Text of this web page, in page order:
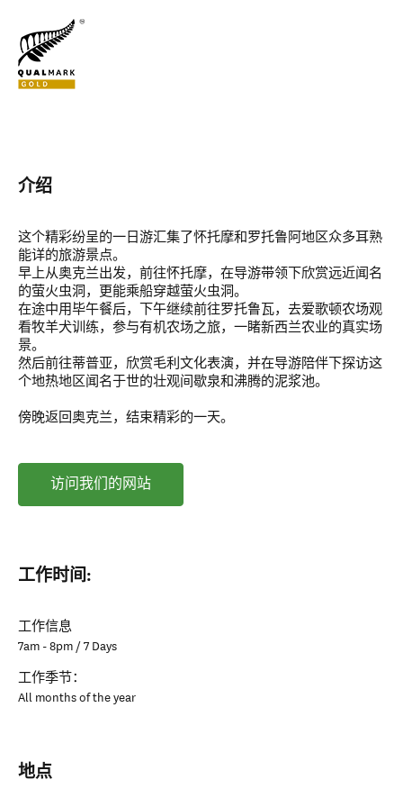
介绍
这个精彩纷呈的一日游汇集了怀托摩和罗托鲁阿地区众多耳熟
能详的旅游景点。
早上从奥克兰出发，前往怀托摩，在导游带领下欣赏远近闻名
的萤火虫洞，更能乘船穿越萤火虫洞。
在途中用毕午餐后，下午继续前往罗托鲁瓦，去爱歌顿农场观
看牧羊犬训练，参与有机农场之旅，一睹新西兰农业的真实场
景。
然后前往蒂普亚，欣赏毛利文化表演，并在导游陪伴下探访这
个地热地区闻名于世的壮观间歇泉和沸腾的泥浆池。
傍晚返回奥克兰，结束精彩的一天。
访问我们的网站
工作时间:
工作信息
7am - 8pm / 7 Days
工作季节：
All months of the year
地点